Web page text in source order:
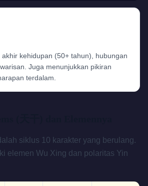
kehidupan (50+ tahun), hubungan
Juga menunjukkan pikiran
terdalam.
siklus 10 karakter yang berulang.
elemen Wu Xing dan polaritas Yin